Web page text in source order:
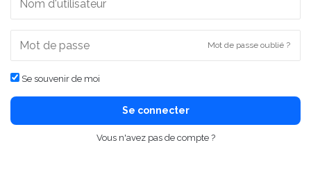
Mot de passe oublié ?
Se souvenir de moi
Se connecter
Vous n'avez pas de compte ?